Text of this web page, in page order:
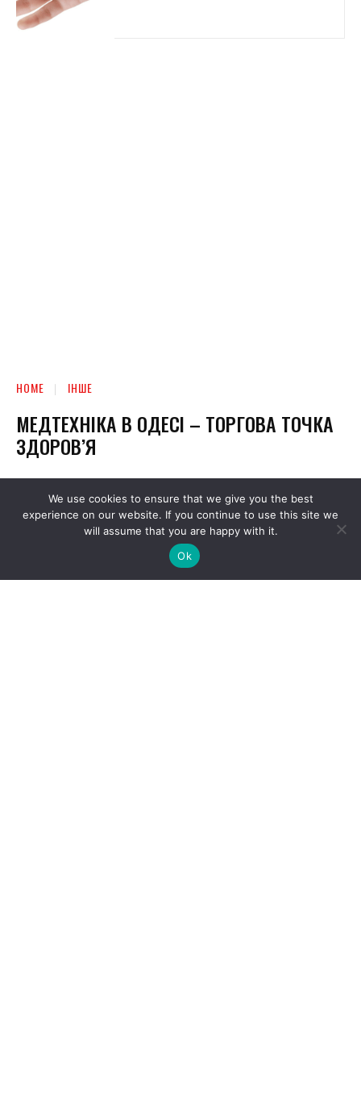
We use cookies to ensure that we give you the best
experience on our website. If you continue to use this site we
will assume that you are happy with it.
Ok